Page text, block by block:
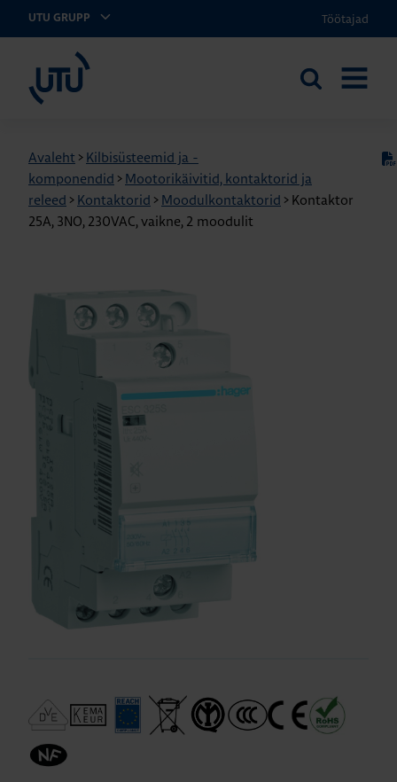
UTU GRUPP Töötajad
Otsi
Avaleht > Kilbisüsteemid ja -
komponendid > Mootorikäivitid, kontaktorid ja
releed > Kontaktorid > Moodulkontaktorid > Kontaktor
25A, 3NO, 230VAC, vaikne, 2 moodulit